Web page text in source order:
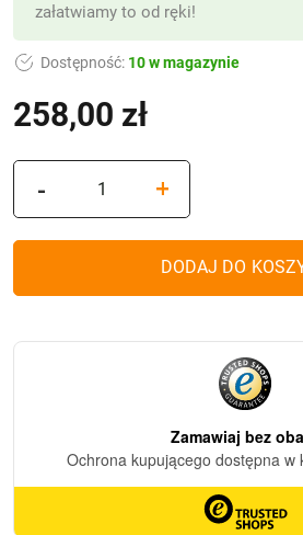
258,00 zł
Dostępność: 10 w magazynie
załatwiamy to od ręki!
-
Znicz
-
+
DODAJ DO